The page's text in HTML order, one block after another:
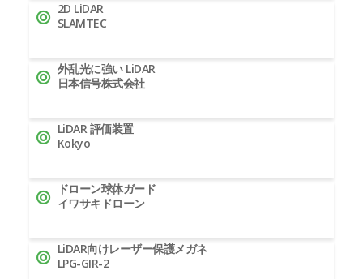
2D LiDAR
SLAMTEC
外乱光に強い LiDAR
日本信号株式会社
LiDAR 評価装置
Kokyo
ドローン球体ガード
イワサキドローン
LiDAR向けレーザー保護メガネ
LPG-GIR-2